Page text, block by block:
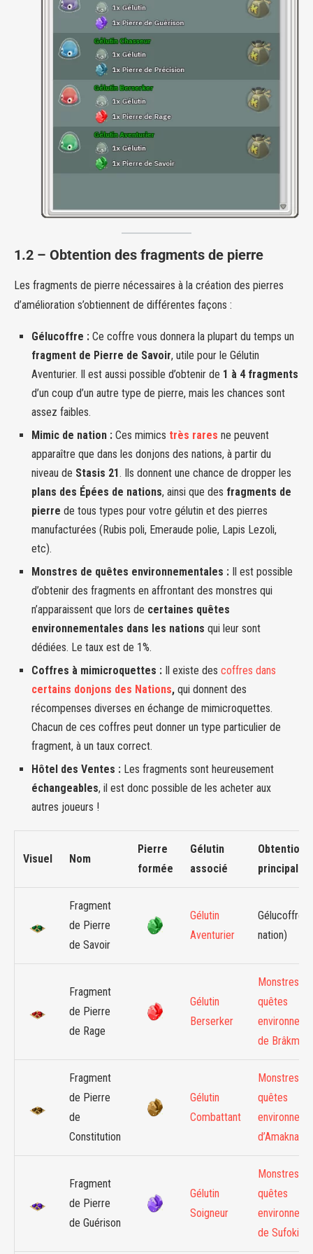
1.2 – Obtention des fragments de pierre
Les fragments de pierre nécessaires à la création des pierres
d’amélioration s’obtiennent de différentes façons :
Gélucoffre : Ce coffre vous donnera la plupart du temps un
fragment de Pierre de Savoir, utile pour le Gélutin
Aventurier. Il est aussi possible d’obtenir de 1 à 4 fragments
d’un coup d’un autre type de pierre, mais les chances sont
assez faibles.
Mimic de nation : Ces mimics très rares ne peuvent
apparaître que dans les donjons des nations, à partir du
niveau de Stasis 21. Ils donnent une chance de dropper les
plans des Épées de nations, ainsi que des fragments de
pierre de tous types pour votre gélutin et des pierres
manufacturées (Rubis poli, Emeraude polie, Lapis Lezoli,
etc).
Monstres de quêtes environnementales : Il est possible
d’obtenir des fragments en affrontant des monstres qui
n’apparaissent que lors de certaines quêtes
environnementales dans les nations qui leur sont
dédiées. Le taux est de 1%.
Coffres à mimicroquettes :
Il existe des coffres dans
certains donjons des Nations, qui donnent des
récompenses diverses en échange de mimicroquettes.
Chacun de ces coffres peut donner un type particulier de
fragment, à un taux correct.
Hôtel des Ventes : Les fragments sont heureusement
échangeables, il est donc possible de les acheter aux
autres joueurs !
Visuel Nom
Pierre
formée
Gélutin
associé
Obtention
principale
Fragment
de Pierre
de Savoir
Gélutin
Aventurier
Gélucoffres
nation)
Fragment
de Pierre
de Rage
Gélutin
Berserker
Monstres
quêtes
de Brâkmar
Fragment
de Pierre
de
Constitution
Gélutin
Combattant
Monstres
quêtes
d’Amakna
Fragment
de Pierre
de Guérison
Gélutin
Soigneur
Monstres
quêtes
de Sufokia